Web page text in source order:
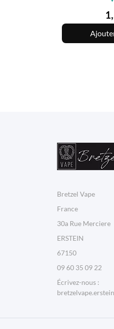
Bretzel Vape
France
30a Rue Merciere
ERSTEIN
67150
09 60 35 09 22
Écrivez-nous :